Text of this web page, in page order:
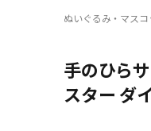
ぬいぐるみ・マスコ
手のひら
スター ダ